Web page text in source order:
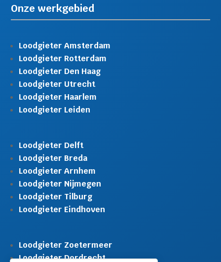
Onze werkgebied
Loodgieter Amsterdam
Loodgieter Rotterdam
Loodgieter Den Haag
Loodgieter Utrecht
Loodgieter Haarlem
Loodgieter Leiden
Loodgieter Delft
Loodgieter Breda
Loodgieter Arnhem
Loodgieter Nijmegen
Loodgieter Tilburg
Loodgieter Eindhoven
Loodgieter Zoetermeer
Loodgieter Dordrecht